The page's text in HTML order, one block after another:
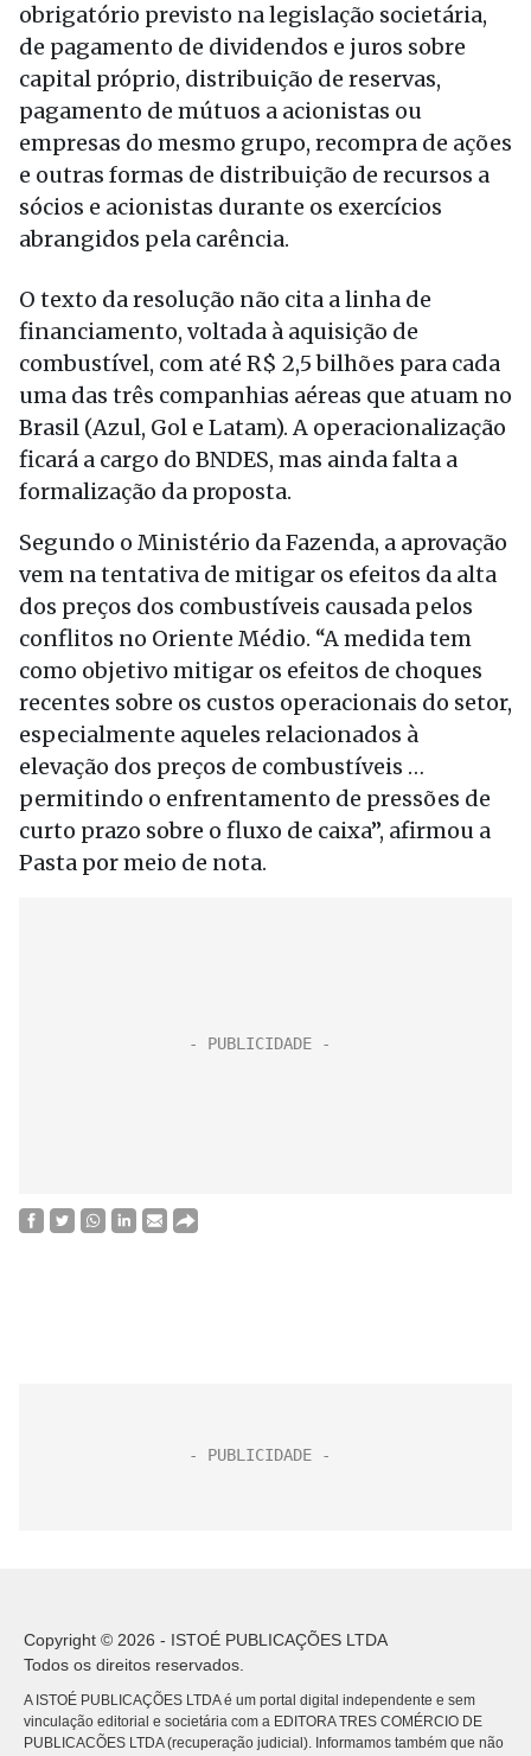
obrigatório previsto na legislação societária,
de pagamento de dividendos e juros sobre
capital próprio, distribuição de reservas,
pagamento de mútuos a acionistas ou
empresas do mesmo grupo, recompra de ações
e outras formas de distribuição de recursos a
sócios e acionistas durante os exercícios
abrangidos pela carência.
O texto da resolução não cita a linha de
financiamento, voltada à aquisição de
combustível, com até R$ 2,5 bilhões para cada
uma das três companhias aéreas que atuam no
Brasil (Azul, Gol e Latam). A operacionalização
ficará a cargo do BNDES, mas ainda falta a
formalização da proposta.
Segundo o Ministério da Fazenda, a aprovação
vem na tentativa de mitigar os efeitos da alta
dos preços dos combustíveis causada pelos
conflitos no Oriente Médio. “A medida tem
como objetivo mitigar os efeitos de choques
recentes sobre os custos operacionais do setor,
especialmente aqueles relacionados à
elevação dos preços de combustíveis …
permitindo o enfrentamento de pressões de
curto prazo sobre o fluxo de caixa”, afirmou a
Pasta por meio de nota.
Copyright © 2026 - ISTOÉ PUBLICAÇÕES LTDA
Todos os direitos reservados.
A ISTOÉ PUBLICAÇÕES LTDA é um portal digital independente e sem
vinculação editorial e societária com a EDITORA TRES COMÉRCIO DE
PUBLICACÕES LTDA (recuperação judicial). Informamos também que não